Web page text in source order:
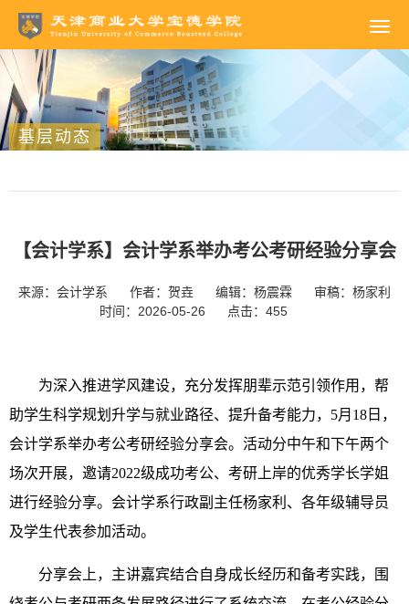
基层动态
【会计学系】会计学系举办考公考研经验分享会
来源：会计学系 作者：贺垚 编辑：杨震霖
审稿：杨家利
时间：2026-05-26
点击： 455
为深入推进学风建设，充分发挥朋辈示范引领作用，帮
助学生科学规划升学与就业路径、提升备考能力，5月18日，
会计学系举办考公考研经验分享会。活动分中午和下午两个
场次开展，邀请2022级成功考公、考研上岸的优秀学长学姐
进行经验分享。会计学系行政副主任杨家利、各年级辅导员
及学生代表参加活动。
分享会上，主讲嘉宾结合自身成长经历和备考实践，围